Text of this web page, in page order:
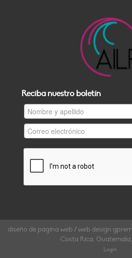
Reciba nuestro boletín
diseño de página web / web design
Costa Rica,
Login